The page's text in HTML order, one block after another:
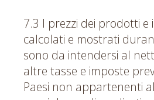
7.3 I prezzi dei prodotti e
calcolati e mostrati
sono da intendersi al
altre tasse e imposte
Paesi non appartenenti